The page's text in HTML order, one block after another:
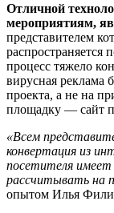
Отличной
мероприятиям,
представителем
процесс тяжело
вирусная реклама
проекта, а не на
площадку — сайт
«Всем
конвертация из
посетителя имеет
рассчитывать на
опытом Илья